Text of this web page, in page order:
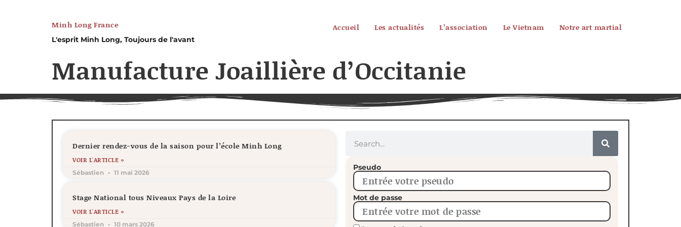
Minh Long France
L'esprit Minh Long, Toujours de l'avant
Accueil Les actualités L’association Le Vietnam Notre art martial
Manufacture Joaillière d’Occitanie
Dernier rendez-vous de la saison pour l’école Minh Long
VOIR L'ARTICLE »
Sébastien 11 mai 2026
Stage National tous Niveaux Pays de la Loire
VOIR L'ARTICLE »
Sébastien 10 mars 2026
Pseudo
Mot de passe